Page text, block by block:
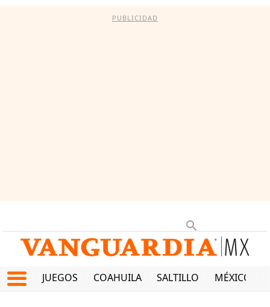
PUBLICIDAD
JUEGOS COAHUILA SALTILLO MÉXICO